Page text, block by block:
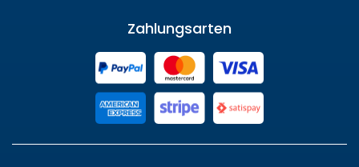
Zahlungsarten